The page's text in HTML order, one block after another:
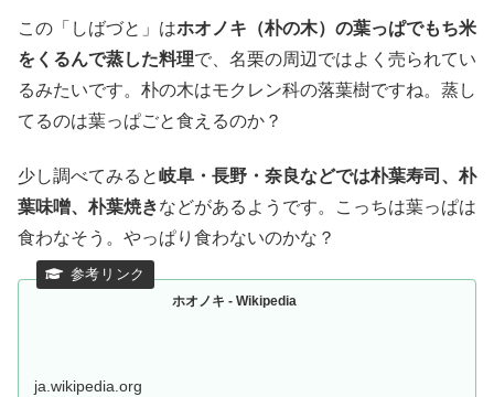
この「しばづと」はホオノキ（朴の木）の葉っぱでもち米
をくるんで蒸した料理で、名栗の周辺ではよく売られてい
るみたいです。朴の木はモクレン科の落葉樹ですね。蒸し
てるのは葉っぱごと食えるのか？
少し調べてみると岐阜・長野・奈良などでは朴葉寿司、朴
葉味噌、朴葉焼きなどがあるようです。こっちは葉っぱは
食わなそう。やっぱり食わないのかな？
ホオノキ - Wikipedia
ja.wikipedia.org